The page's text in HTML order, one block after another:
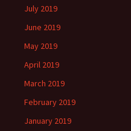
July 2019
June 2019
May 2019
April 2019
March 2019
February 2019
January 2019